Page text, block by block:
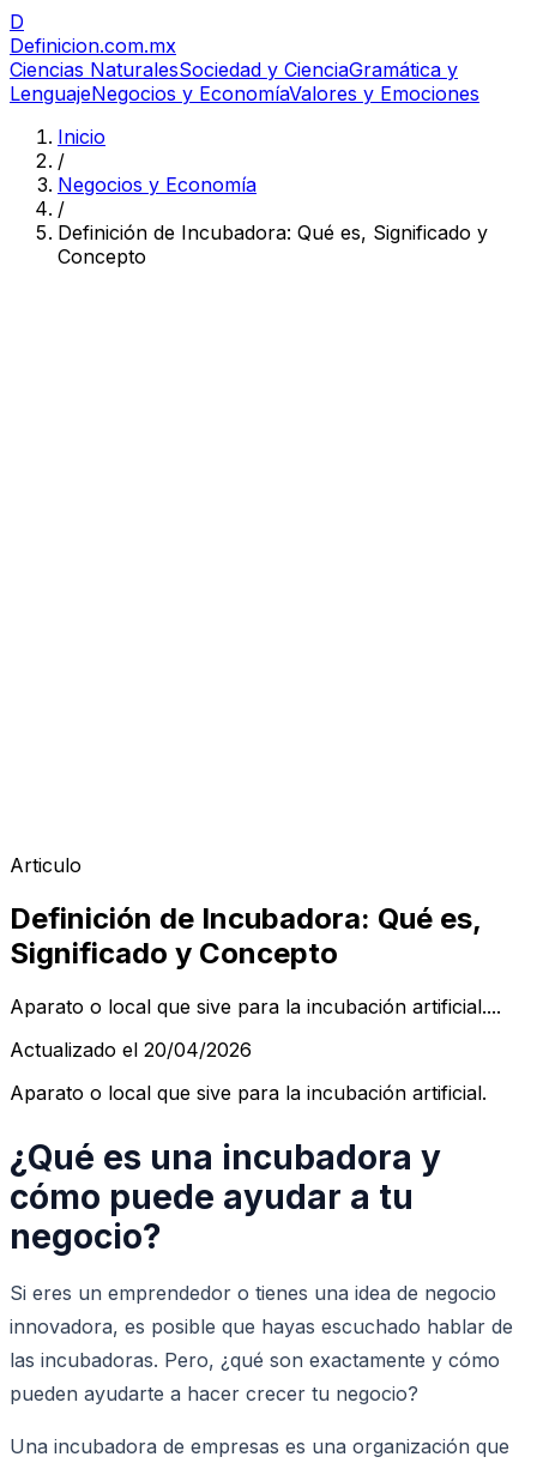
D
Definicion.com.mx
Ciencias NaturalesSociedad y CienciaGramática y
LenguajeNegocios y EconomíaValores y Emociones
Inicio
/
Negocios y Economía
/
Definición de Incubadora: Qué es, Significado y
Concepto
Articulo
Definición de Incubadora: Qué es,
Significado y Concepto
Aparato o local que sive para la incubación artificial....
Actualizado el 20/04/2026
Aparato o local que sive para la incubación artificial.
¿Qué es una incubadora y
cómo puede ayudar a tu
negocio?
Si eres un emprendedor o tienes una idea de negocio
innovadora, es posible que hayas escuchado hablar de
las incubadoras. Pero, ¿qué son exactamente y cómo
pueden ayudarte a hacer crecer tu negocio?
Una incubadora de empresas es una organización que